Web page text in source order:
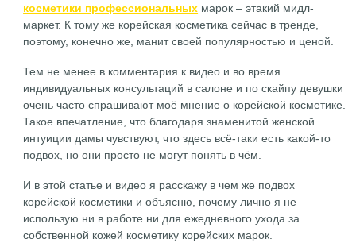
косметики профессиональных марок – этакий мидл-
маркет. К тому же корейская косметика сейчас в тренде,
поэтому, конечно же, манит своей популярностью и ценой.
Тем не менее в комментария к видео и во время
индивидуальных консультаций в салоне и по скайпу девушки
очень часто спрашивают моё мнение о корейской косметике.
Такое впечатление, что благодаря знаменитой женской
интуиции дамы чувствуют, что здесь всё-таки есть какой-то
подвох, но они просто не могут понять в чём.
И в этой статье и видео я расскажу в чем же подвох
корейской косметики и объясню, почему лично я не
использую ни в работе ни для ежедневного ухода за
собственной кожей косметику корейских марок.